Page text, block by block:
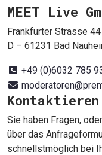
MEET Live
Frankfurter Strasse 44
D – 61231 Bad
+49 (0)6032 785
Sie haben Fragen,
über das
schnellstmöglich bei